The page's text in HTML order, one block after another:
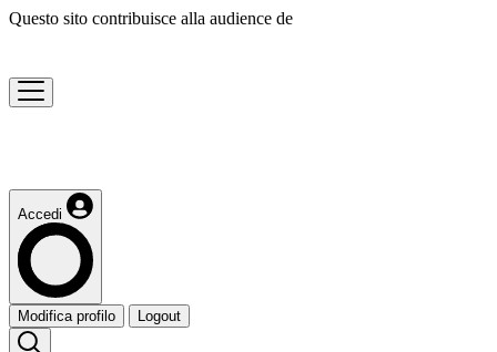
Questo sito contribuisce alla audience de
Accedi
Modifica profilo Logout